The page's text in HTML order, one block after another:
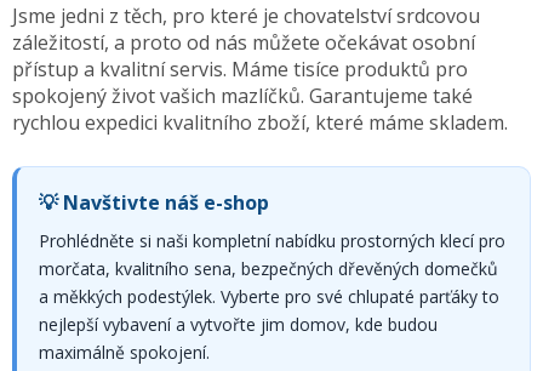
Jsme jedni z těch, pro které je chovatelství srdcovou
záležitostí, a proto od nás můžete očekávat osobní
přístup a kvalitní servis. Máme tisíce produktů pro
spokojený život vašich mazlíčků. Garantujeme také
rychlou expedici kvalitního zboží, které máme skladem.
💡 Navštivte náš e-shop
Prohlédněte si naši kompletní nabídku prostorných klecí pro
morčata, kvalitního sena, bezpečných dřevěných domečků
a měkkých podestýlek. Vyberte pro své chlupaté parťáky to
nejlepší vybavení a vytvořte jim domov, kde budou
maximálně spokojení.